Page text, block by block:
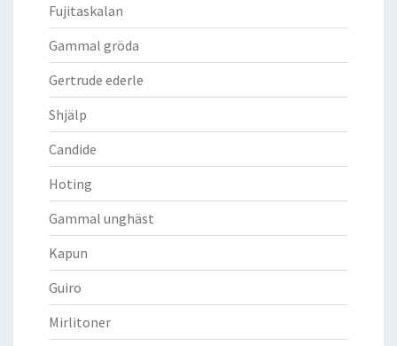
Fujitaskalan
Gammal gröda
Gertrude ederle
Shjälp
Candide
Hoting
Gammal unghäst
Kapun
Guiro
Mirlitoner